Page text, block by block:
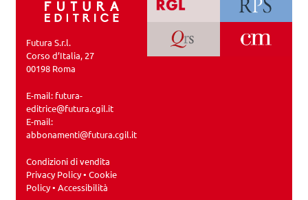
Futura S.r.l.
Corso d’Italia, 27
00198 Roma
E-mail: futura-
editrice@futura.cgil.it
E-mail:
abbonamenti@futura.cgil.it
Condizioni di vendita
Privacy Policy•Cookie
Policy•Accessibilità